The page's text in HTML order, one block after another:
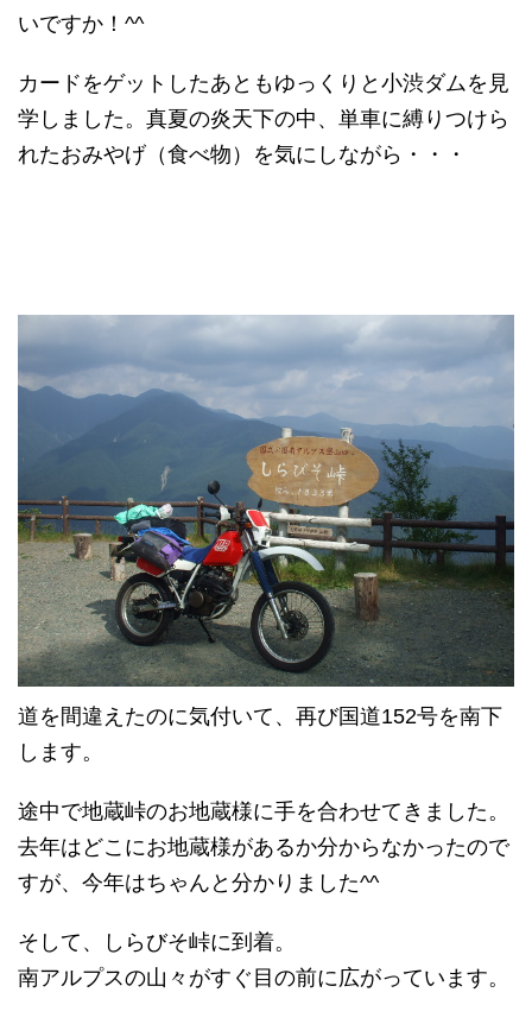
いですか！^^
カードをゲットしたあともゆっくりと小渋ダムを見
学しました。真夏の炎天下の中、単車に縛りつけら
れたおみやげ（食べ物）を気にしながら・・・
道を間違えたのに気付いて、再び国道152号を南下
します。
途中で地蔵峠のお地蔵様に手を合わせてきました。
去年はどこにお地蔵様があるか分からなかったので
すが、今年はちゃんと分かりました^^
そして、しらびそ峠に到着。
南アルプスの山々がすぐ目の前に広がっています。